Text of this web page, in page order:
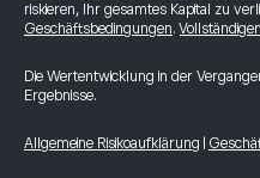
riskieren, Ihr gesamtes Kapital zu
Geschäftsbedingungen.
Die Wertentwicklung in der
Ergebnisse.
Allgemeine Risikoaufklärung